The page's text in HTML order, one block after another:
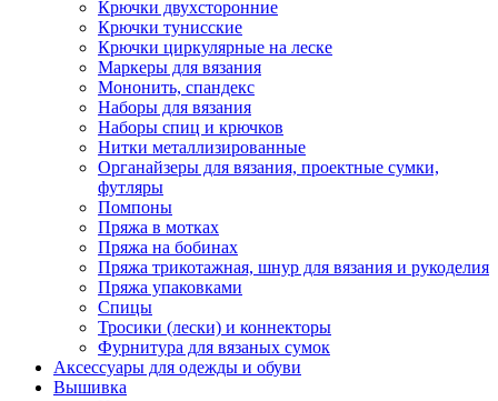
Крючки двухсторонние
Крючки тунисские
Крючки циркулярные на леске
Маркеры для вязания
Мононить, спандекс
Наборы для вязания
Наборы спиц и крючков
Нитки металлизированные
Органайзеры для вязания, проектные сумки,
футляры
Помпоны
Пряжа в мотках
Пряжа на бобинах
Пряжа трикотажная, шнур для вязания и рукоделия
Пряжа упаковками
Спицы
Тросики (лески) и коннекторы
Фурнитура для вязаных сумок
Аксессуары для одежды и обуви
Вышивка